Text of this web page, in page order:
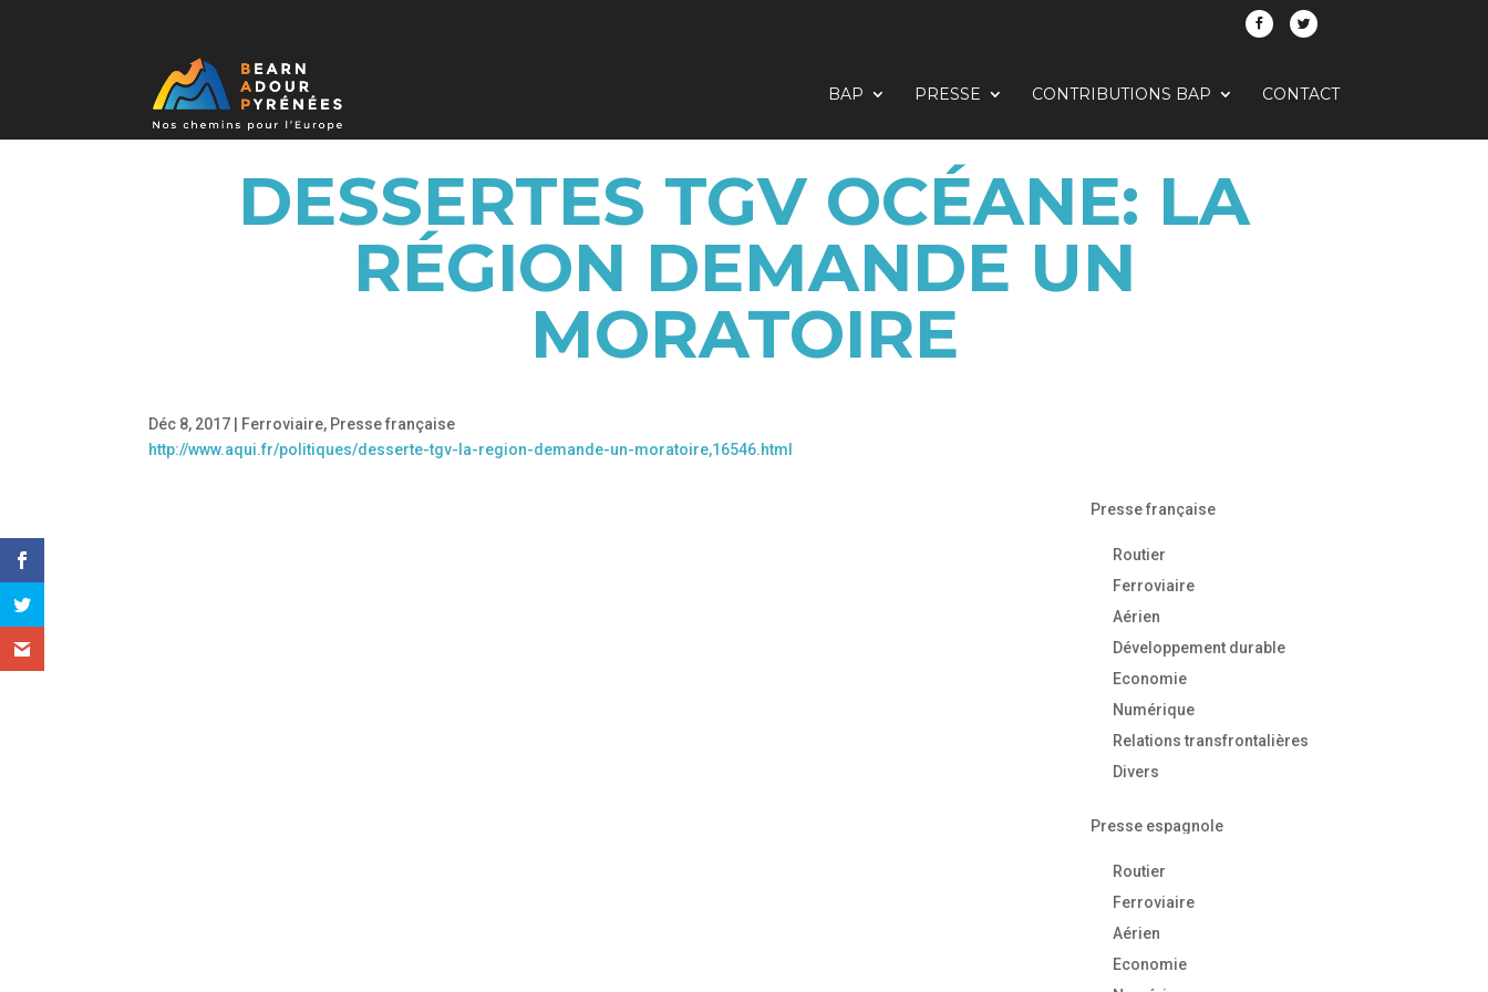
BAP PRESSE CONTRIBUTIONS BAP CONTACT
DESSERTES TGV OCÉANE: LA
RÉGION DEMANDE UN
MORATOIRE
Déc 8, 2017 Ferroviaire, Presse française
http://www.aqui.fr/politiques/desserte-tgv-la-region-demande-un-moratoire,16546.html
Presse française
Routier
Ferroviaire
Aérien
Développement durable
Economie
Numérique
Relations transfrontalières
Divers
Presse espagnole
Routier
Ferroviaire
Aérien
Economie